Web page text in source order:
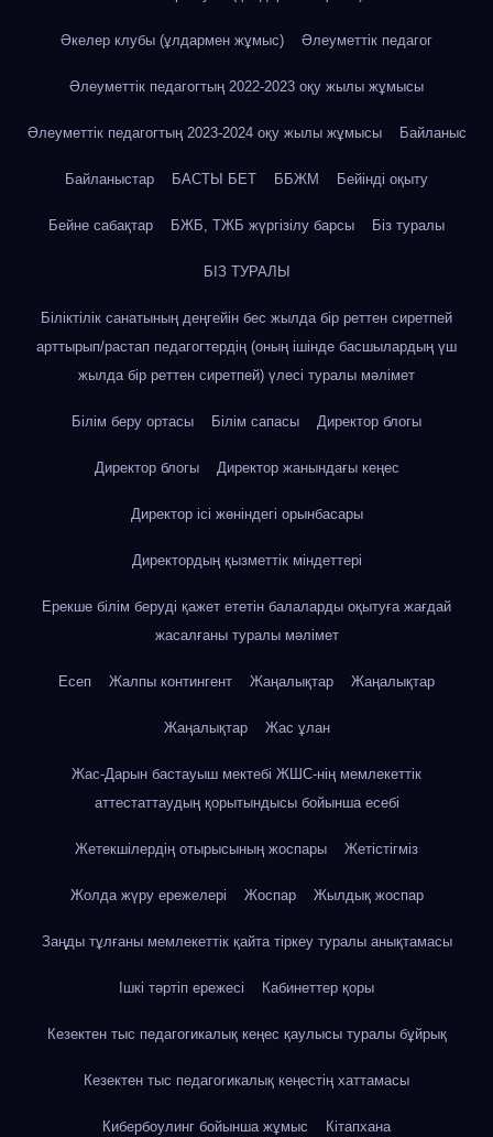
Әкелер клубы (ұлдармен жұмыс) Әлеуметтік педагог
Әлеуметтік педагогтың 2022-2023 оқу жылы жұмысы
Әлеуметтік педагогтың 2023-2024 оқу жылы жұмысы Байланыс
Байланыстар БАСТЫ БЕТ ББЖМ Бейінді оқыту
Бейне сабақтар БЖБ, ТЖБ жүргізілу барсы Біз туралы
БІЗ ТУРАЛЫ
Біліктілік санатының деңгейін бес жылда бір реттен сиретпей
арттырып/растап педагогтердің (оның ішінде басшылардың үш
жылда бір реттен сиретпей) үлесі туралы мәлімет
Білім беру ортасы Білім сапасы Директор блогы
Директор блогы Директор жанындағы кеңес
Директор ісі жөніндегі орынбасары
Директордың қызметтік міндеттері
Ерекше білім беруді қажет ететін балаларды оқытуға жағдай
жасалғаны туралы мәлімет
Есеп Жалпы контингент Жаңалықтар Жаңалықтар
Жаңалықтар Жас ұлан
Жас-Дарын бастауыш мектебі ЖШС-нің мемлекеттік
аттестаттаудың қорытындысы бойынша есебі
Жетекшілердің отырысының жоспары Жетістігміз
Жолда жүру ережелері Жоспар Жылдық жоспар
Заңды тұлғаны мемлекеттік қайта тіркеу туралы анықтамасы
Ішкі тәртіп ережесі Кабинеттер қоры
Кезектен тыс педагогикалық кеңес қаулысы туралы бұйрық
Кезектен тыс педагогикалық кеңестің хаттамасы
Кибербоулинг бойынша жұмыс Кітапхана